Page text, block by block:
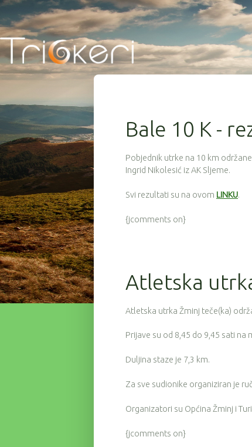
Bale 10 K -
Pobjednik utrke na 10 km
Ingrid Nikolesić iz AK Sljeme.
Svi rezultati su na ovom LINKU.
{jcomments on}
Atletska
Atletska utrka Žminj teče(ka)
Prijave su od 8,45 do 9,45 sati na
Duljina staze je 7,3 km.
Za sve sudionike organiziran je
Organizatori su Općina Žminj i
{jcomments on}